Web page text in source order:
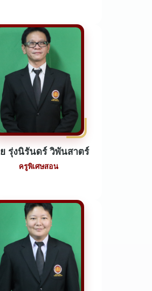
รุ่งนิรันดร์ วิพันสาตร์
ครูพิเศษสอน